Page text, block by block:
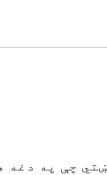
چې په دغه